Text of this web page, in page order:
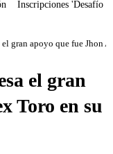
Inscripciones 'Desafío'
gran apoyo que fue Jhon
el gran
Toro en su